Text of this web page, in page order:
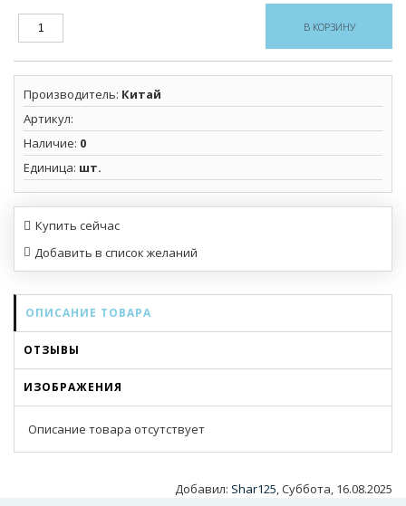
Производитель: Китай
Артикул:
Наличие: 0
Единица: шт.
Купить сейчас
ОПИСАНИЕ ТОВАРА
ОТЗЫВЫ
ИЗОБРАЖЕНИЯ
Описание товара отсутствует
Добавил: Shar125, Суббота, 16.08.2025